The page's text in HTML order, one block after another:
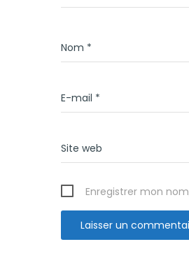
Nom *
E-mail *
Site web
Enregistrer mon